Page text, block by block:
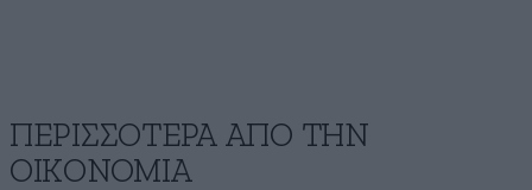
ΠΕΡΙΣΣΟΤΕΡΑ ΑΠΟ ΤΗΝ
ΟΙΚΟΝΟΜΙΑ